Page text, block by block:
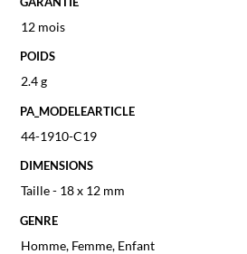
12 mois
POIDS
2.4 g
PA_MODELEARTICLE
44-1910-C19
DIMENSIONS
Taille - 18 x 12 mm
GENRE
Homme, Femme, Enfant